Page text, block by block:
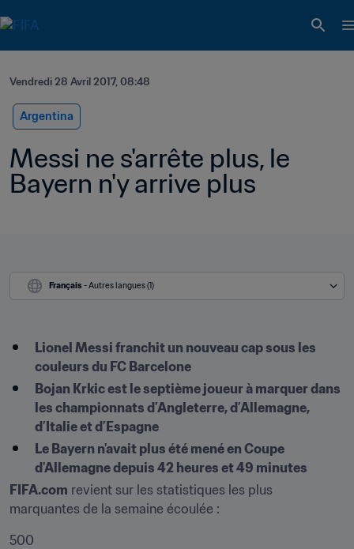
Vendredi 28 Avril 2017, 08:48
Argentina
Messi ne s'arrête plus, le
Bayern n'y arrive plus
Français - Autres langues (1)
Lionel Messi franchit un nouveau cap sous les
couleurs du FC Barcelone
Bojan Krkic est le septième joueur à marquer dans
les championnats d’Angleterre, d’Allemagne,
d’Italie et d’Espagne
Le Bayern n'avait plus été mené en Coupe
d'Allemagne depuis 42 heures et 49 minutes
FIFA.com revient sur les statistiques les plus
marquantes de la semaine écoulée :
500